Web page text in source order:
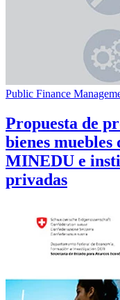
Public Finance
Propuesta de
bienes
MINEDU e
privadas